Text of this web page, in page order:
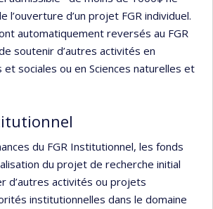
l’ouverture d’un projet FGR individuel.
automatiquement reversés au FGR
soutenir d’autres activités en
et sociales ou en Sciences naturelles et
du FGR Institutionnel, les fonds
du projet de recherche initial
d’autres activités ou projets
institutionnelles dans le domaine